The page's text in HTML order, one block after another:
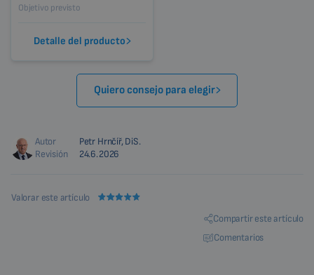
Objetivo previsto
Detalle del producto
Quiero consejo para elegir
Autor
Petr Hrnčíř, DiS.
Revisión
24.6.2026
Valorar este artículo
Compartir este artículo
Comentarios